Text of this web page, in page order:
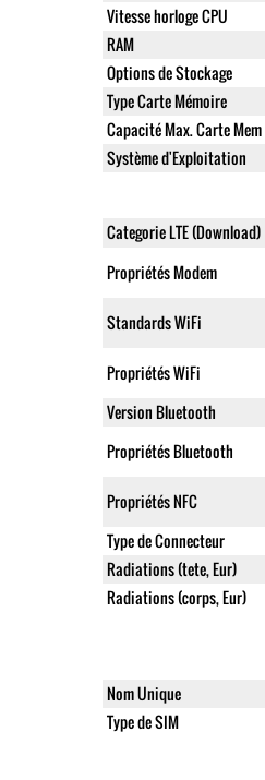
Vitesse horloge CPU
RAM
Options de Stockage
Type Carte Mémoire
Capacité Max. Carte Mem
Système d'Exploitation
Categorie LTE (Download)
Propriétés Modem
Standards WiFi
Propriétés WiFi
Version Bluetooth
Propriétés Bluetooth
Propriétés NFC
Type de Connecteur
Radiations (tete, Eur)
Radiations (corps, Eur)
Nom Unique
Type de SIM